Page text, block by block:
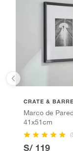
Forma
Número de
Ancho
Alto
Incluye
Baterías de
Motocicletas
Licores y
CRATE &
Marco de
41x51cm
S/ 119